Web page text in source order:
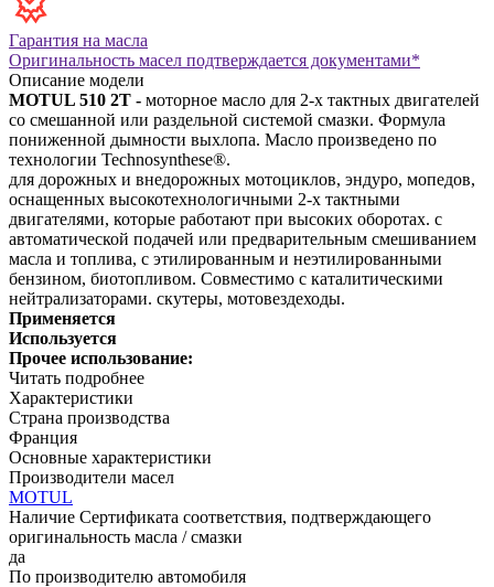
Гарантия на масла
Оригинальность масел подтверждается документами*
Описание модели
MOTUL 510 2T - моторное масло для 2-х тактных двигателей
со смешанной или раздельной системой смазки. Формула
пониженной дымности выхлопа. Масло произведено по
технологии Technosynthese®.
для дорожных и внедорожных мотоциклов, эндуро, мопедов,
оснащенных высокотехнологичными 2-х тактными
двигателями, которые работают при высоких оборотах. с
автоматической подачей или предварительным смешиванием
масла и топлива, с этилированным и неэтилированными
бензином, биотопливом. Совместимо с каталитическими
нейтрализаторами. скутеры, мотовездеходы.
Применяется
Используется
Прочее использование:
Читать подробнее
Характеристики
Страна производства
Франция
Основные характеристики
Производители масел
MOTUL
Наличие Сертификата соответствия, подтверждающего
оригинальность масла / смазки
да
По производителю автомобиля